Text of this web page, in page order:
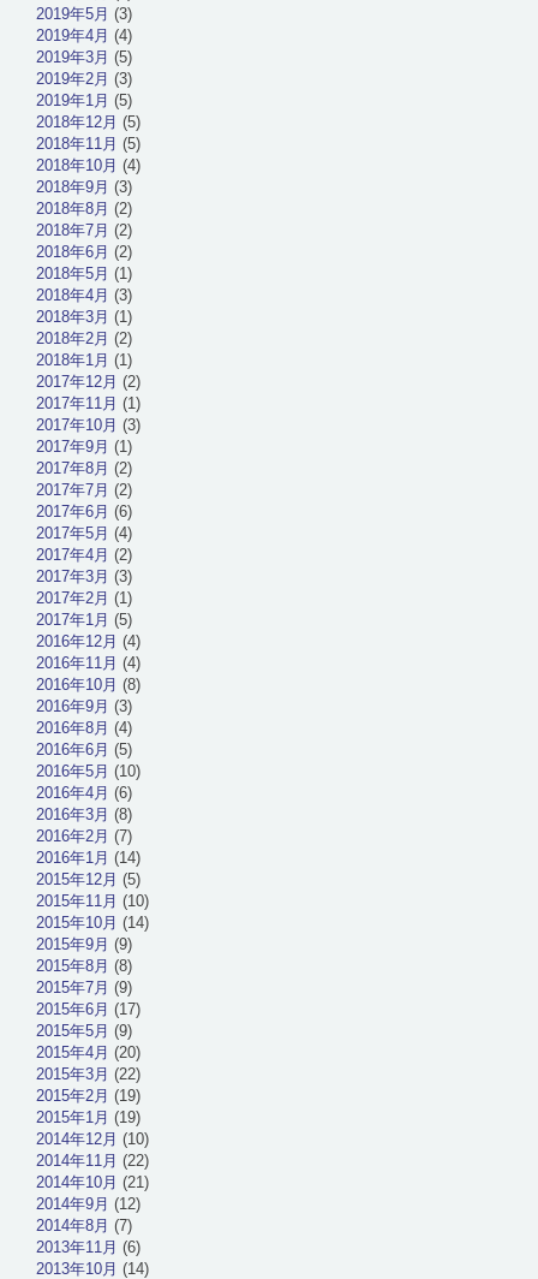
2019年5月 (3)
2019年4月 (4)
2019年3月 (5)
2019年2月 (3)
2019年1月 (5)
2018年12月 (5)
2018年11月 (5)
2018年10月 (4)
2018年9月 (3)
2018年8月 (2)
2018年7月 (2)
2018年6月 (2)
2018年5月 (1)
2018年4月 (3)
2018年3月 (1)
2018年2月 (2)
2018年1月 (1)
2017年12月 (2)
2017年11月 (1)
2017年10月 (3)
2017年9月 (1)
2017年8月 (2)
2017年7月 (2)
2017年6月 (6)
2017年5月 (4)
2017年4月 (2)
2017年3月 (3)
2017年2月 (1)
2017年1月 (5)
2016年12月 (4)
2016年11月 (4)
2016年10月 (8)
2016年9月 (3)
2016年8月 (4)
2016年6月 (5)
2016年5月 (10)
2016年4月 (6)
2016年3月 (8)
2016年2月 (7)
2016年1月 (14)
2015年12月 (5)
2015年11月 (10)
2015年10月 (14)
2015年9月 (9)
2015年8月 (8)
2015年7月 (9)
2015年6月 (17)
2015年5月 (9)
2015年4月 (20)
2015年3月 (22)
2015年2月 (19)
2015年1月 (19)
2014年12月 (10)
2014年11月 (22)
2014年10月 (21)
2014年9月 (12)
2014年8月 (7)
2013年11月 (6)
2013年10月 (14)